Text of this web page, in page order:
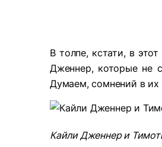
В толпе, кстати, в
Дженнер, которые не
Думаем, сомнений в их
Кайли Дженнер и